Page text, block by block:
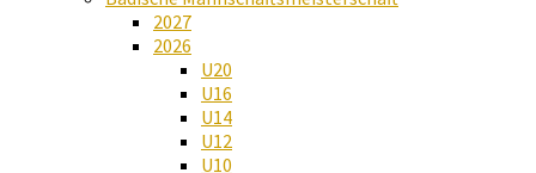
2027
2026
U20
U16
U14
U12
U10